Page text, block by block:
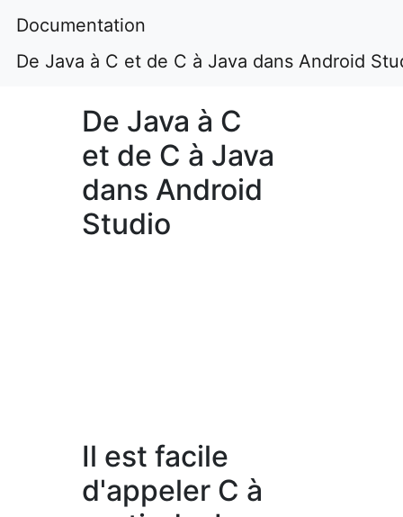
Documentation
De Java à C et de C à Java dans Android
De Java à C
et de C à Java
dans Android
Studio
Il est facile
d'appeler C à